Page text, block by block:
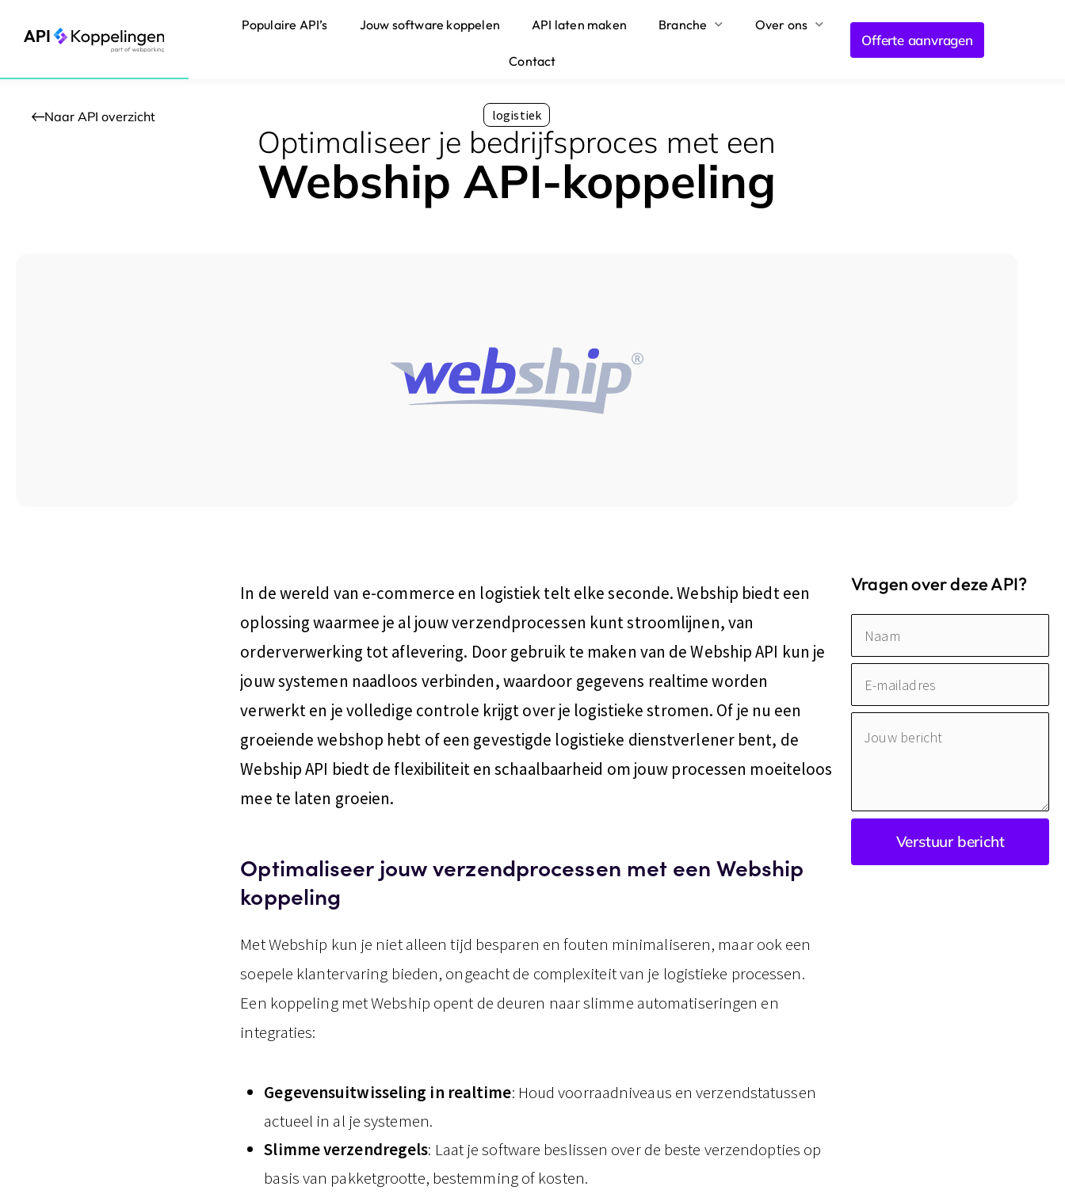
naar
Populaire API’s Jouw software koppelen API laten maken Branche Over ons
Contact
Offerte aanvragen
Naar API overzicht logistiek
Optimaliseer je bedrijfsproces met een
Webship API-koppeling
In de wereld van e-commerce en logistiek telt elke seconde. Webship biedt een
oplossing waarmee je al jouw verzendprocessen kunt stroomlijnen, van
orderverwerking tot aflevering. Door gebruik te maken van de Webship API kun je
jouw systemen naadloos verbinden, waardoor gegevens realtime worden
verwerkt en je volledige controle krijgt over je logistieke stromen. Of je nu een
groeiende webshop hebt of een gevestigde logistieke dienstverlener bent, de
Webship API biedt de flexibiliteit en schaalbaarheid om jouw processen moeiteloos
mee te laten groeien.
Optimaliseer jouw verzendprocessen met een Webship
koppeling
Met Webship kun je niet alleen tijd besparen en fouten minimaliseren, maar ook een
soepele klantervaring bieden, ongeacht de complexiteit van je logistieke processen.
Een koppeling met Webship opent de deuren naar slimme automatiseringen en
integraties:
Gegevensuitwisseling in realtime: Houd voorraadniveaus en verzendstatussen
actueel in al je systemen.
Slimme verzendregels: Laat je software beslissen over de beste verzendopties op
basis van pakketgrootte, bestemming of kosten.
Vragen over deze API?
mailadres
bericht
Verstuur bericht